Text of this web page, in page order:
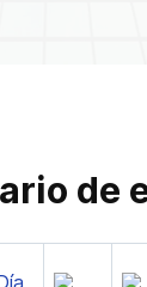
de